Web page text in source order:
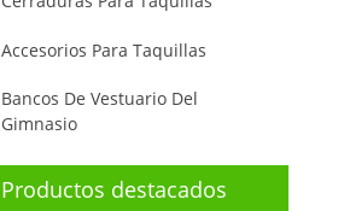
Accesorios Para Taquillas
Bancos De Vestuario Del
Gimnasio
Productos destacados